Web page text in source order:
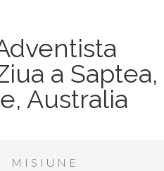
a Saptea,
Australia
MISIUNE